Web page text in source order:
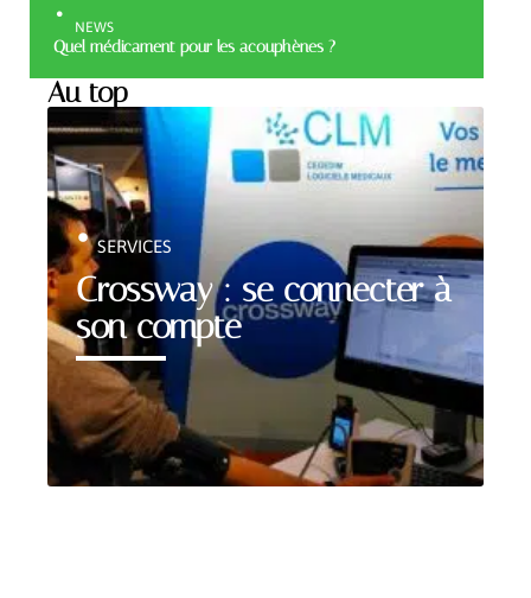
NEWS
Quel médicament pour les acouphènes ?
Au top
Crossway : se connecter à
son compte
SERVICES